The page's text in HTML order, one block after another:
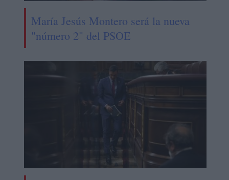
María Jesús Montero será la nueva
"número 2" del PSOE